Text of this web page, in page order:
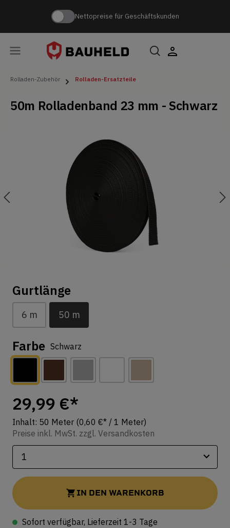
Nettopreise für Geschäftskunden
Rolladen-Zubehör Rolladen-Ersatzteile
50m Rolladenband 23 mm - Schwarz
Gurtlänge
6 m 50 m
Farbe Schwarz
29,99 €*
Inhalt: 50 Meter (0,60 €* / 1 Meter)
Preise inkl. MwSt. zzgl. Versandkosten
IN DEN WARENKORB
Sofort verfügbar, Lieferzeit 1-3 Tage